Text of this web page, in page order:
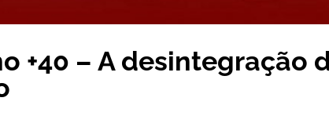
+40 – A desintegração